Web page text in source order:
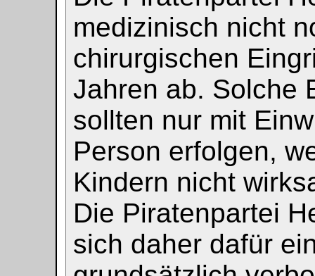
medizinisch nicht
chirurgischen
Jahren ab. Solche
sollten nur mit
Person erfolgen,
Kindern nicht
Die Piratenpartei
sich daher dafür